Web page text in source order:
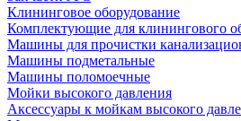
Клининговое оборудование
Комплектующие для клинингового
Машины для прочистки
Машины подметальные
Машины поломоечные
Мойки высокого давления
Аксессуары к мойкам высокого